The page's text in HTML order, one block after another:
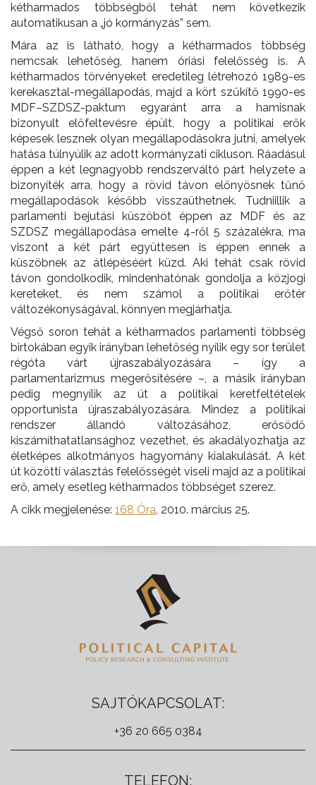
kétharmados többségből tehát nem következik
automatikusan a „jó kormányzás” sem.
Mára az is látható, hogy a kétharmados többség
nemcsak lehetőség, hanem óriási felelősség is. A
kétharmados törvényeket eredetileg létrehozó 1989-es
kerekasztal-megállapodás, majd a kört szűkítő 1990-es
MDF–SZDSZ-paktum egyaránt arra a hamisnak
bizonyult előfeltevésre épült, hogy a politikai erők
képesek lesznek olyan megállapodásokra jutni, amelyek
hatása túlnyúlik az adott kormányzati cikluson. Ráadásul
éppen a két legnagyobb rendszerváltó párt helyzete a
bizonyíték arra, hogy a rövid távon előnyösnek tűnő
megállapodások később visszaüthetnek. Tudniillik a
parlamenti bejutási küszöböt éppen az MDF és az
SZDSZ megállapodása emelte 4-ről 5 százalékra, ma
viszont a két párt együttesen is éppen ennek a
küszöbnek az átlépéséért küzd. Aki tehát csak rövid
távon gondolkodik, mindenhatónak gondolja a közjogi
kereteket, és nem számol a politikai erőtér
változékonyságával, könnyen megjárhatja.
Végső soron tehát a kétharmados parlamenti többség
birtokában egyik irányban lehetőség nyílik egy sor terület
régóta várt újraszabályozására – így a
parlamentarizmus megerősítésére –, a másik irányban
pedig megnyílik az út a politikai keretfeltételek
opportunista újraszabályozására. Mindez a politikai
rendszer állandó változásához, erősödő
kiszámíthatatlansághoz vezethet, és akadályozhatja az
életképes alkotmányos hagyomány kialakulását. A két
út közötti választás felelősségét viseli majd az a politikai
erő, amely esetleg kétharmados többséget szerez.
A cikk megjelenése: 168 Óra, 2010. március 25.
SAJTÓKAPCSOLAT:
+36 20 665 0384
TELEFON: